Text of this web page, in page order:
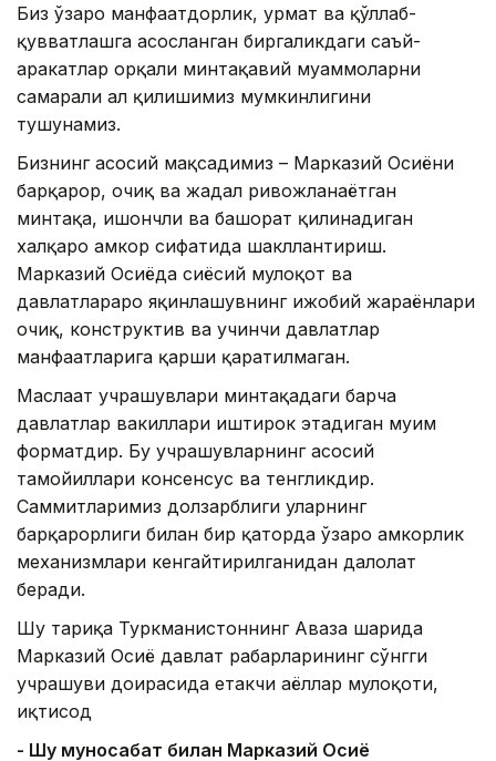
Биз ўзаро манфаатдорлик, ҳурмат ва қўллаб-
қувватлашга асосланган биргаликдаги саъй-
ҳаракатлар орқали минтақавий муаммоларни
самарали ҳал қилишимиз мумкинлигини
тушунамиз.
Бизнинг асосий мақсадимиз – Марказий Осиёни
барқарор, очиқ ва жадал ривожланаётган
минтақа, ишончли ва башорат қилинадиган
халқаро ҳамкор сифатида шакллантириш.
Марказий Осиёда сиёсий мулоқот ва
давлатлараро яқинлашувнинг ижобий жараёнлари
очиқ, конструктив ва учинчи давлатлар
манфаатларига қарши қаратилмаган.
Маслаҳат учрашувлари минтақадаги барча
давлатлар вакиллари иштирок этадиган муҳим
форматдир. Бу учрашувларнинг асосий
тамойиллари консенсус ва тенгликдир.
Саммитларимиз долзарблиги уларнинг
барқарорлиги билан бир қаторда ўзаро ҳамкорлик
механизмлари кенгайтирилганидан далолат
беради.
Шу тариқа Туркманистоннинг Аваза шаҳрида
Марказий Осиё давлат раҳбарларининг сўнгги
учрашуви доирасида етакчи аёллар мулоқоти,
иқтисод
- Шу муносабат билан Марказий Осиё